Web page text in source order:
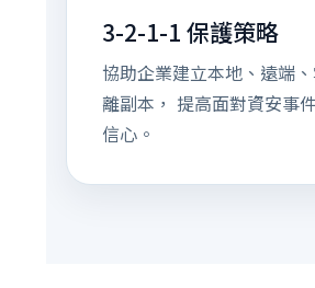
3-2-1-1 保護策略
協助企業建立本地、遠端
離副本， 提高面對資安事
信心。